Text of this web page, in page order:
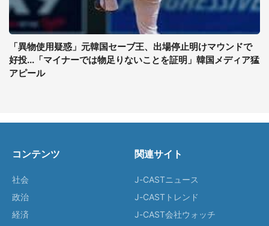
「異物使用疑惑」元韓国セーブ王、出場停止明けマウンドで
好投...「マイナーでは物足りないことを証明」韓国メディア猛
アピール
コンテンツ
社会
政治
経済
関連サイト
J-CASTニュース
J-CASTトレンド
J-CAST会社ウォッチ